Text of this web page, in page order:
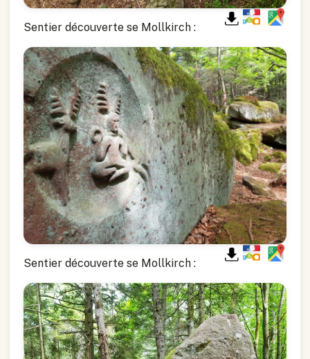
Sentier découverte se Mollkirch :
Sentier découverte se Mollkirch :